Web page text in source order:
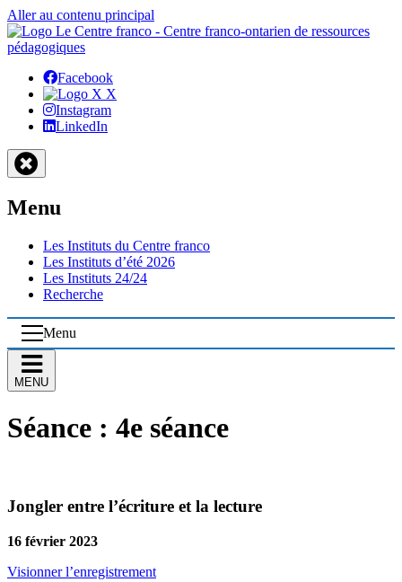
Aller au contenu principal
Facebook
X
Instagram
LinkedIn
Menu
Les Instituts du Centre franco
Les Instituts d’été 2026
Les Instituts 24/24
Recherche
Menu
MENU
Séance : 4e séance
Jongler entre l’écriture et la lecture
16 février 2023
Visionner l’enregistrement